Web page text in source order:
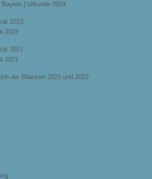
| Urkunde 2024
2023
2023
2021
2021
der Bilanzen 2021 und 2023